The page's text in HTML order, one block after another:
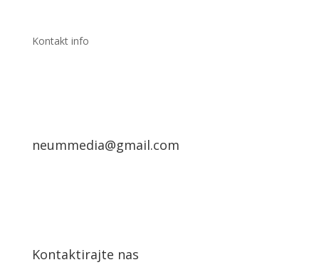
Kontakt info
neummedia@gmail.com
Kontaktirajte nas